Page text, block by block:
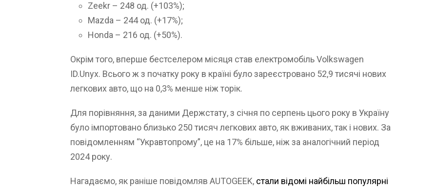
Zeekr – 248 од. (+103%);
Mazda – 244 од. (+17%);
Honda – 216 од. (+50%).
Окрім того, вперше бестселером місяця став електромобіль Volkswagen
ID.Unyx. Всього ж з початку року в країні було зареєстровано 52,9 тисячі нових
легкових авто, що на 0,3% менше ніж торік.
Для порівняння, за даними Держстату, з січня по серпень цього року в Україну
було імпортовано близько 250 тисяч легкових авто, як вживаних, так і нових. За
повідомленням “Укравтопрому”, це на 17% більше, ніж за аналогічний період
2024 року.
Нагадаємо, як раніше повідомляв AUTOGEEK, стали відомі найбільш популярні